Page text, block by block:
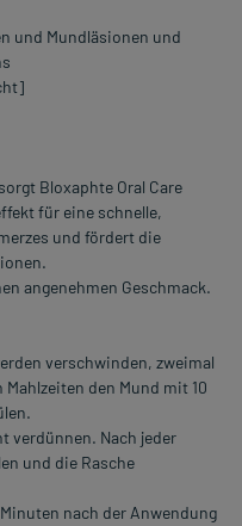
und Mundläsionen und
Bloxaphte Oral Care
für eine schnelle,
und fördert die
angenehmen Geschmack.
verschwinden, zweimal
den Mund mit 10
verdünnen. Nach jeder
und die Rasche
nach der Anwendung